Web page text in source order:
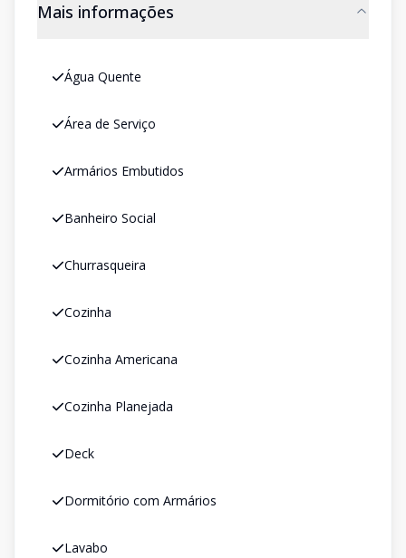
Mais informações
Água Quente
Área de Serviço
Armários Embutidos
Banheiro Social
Churrasqueira
Cozinha
Cozinha Americana
Cozinha Planejada
Deck
Dormitório com Armários
Lavabo